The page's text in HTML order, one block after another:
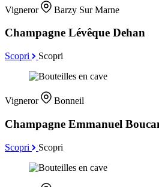
Vigneror Barzy Sur Marne
Champagne Lévêque Dehan
Scopri Scopri
Vigneror Bonneil
Champagne Emmanuel
Scopri Scopri